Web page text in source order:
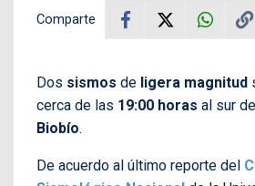
Comparte
Dos sismos de ligera magnitud
cerca de las 19:00 horas al sur
Biobío.
De acuerdo al último reporte del